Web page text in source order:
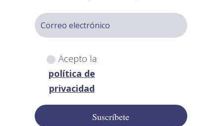
Acepto la
política de
privacidad
Suscríbete